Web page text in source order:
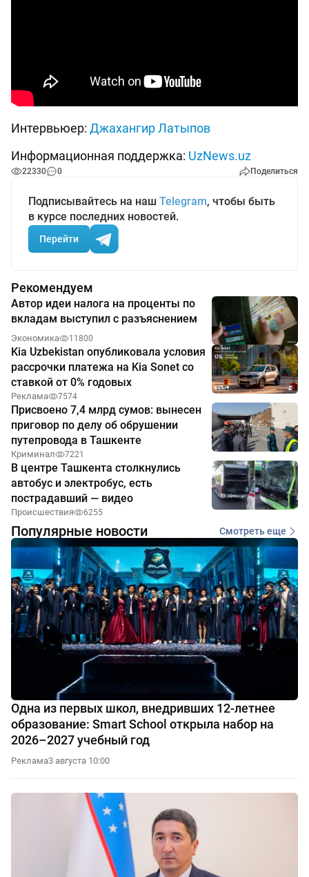
Интервьюер: Джахангир Латыпов
Информационная поддержка: UzNews.uz
22330 0 Поделиться
Подписывайтесь на наш Telegram, чтобы быть
в курсе последних новостей.
Перейти
Рекомендуем
Автор идеи налога на проценты по
вкладам выступил с разъяснением
Экономика 11800
Kia Uzbekistan опубликовала условия
рассрочки платежа на Kia Sonet со
ставкой от 0% годовых
Реклама 7574
Присвоено 7,4 млрд сумов: вынесен
приговор по делу об обрушении
путепровода в Ташкенте
Криминал 7221
В центре Ташкента столкнулись
автобус и электробус, есть
пострадавший — видео
Происшествия 6255
Популярные новости Смотреть еще
Одна из первых школ, внедривших 12-летнее
образование: Smart School открыла набор на
2026–2027 учебный год
Реклама3 августа 10:00